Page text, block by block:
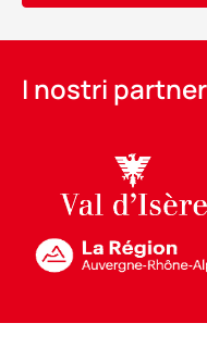
I nostri partner